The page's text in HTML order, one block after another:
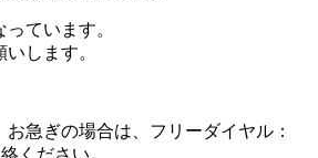
ています。
します。
急ぎの場合は、フリーダイヤル：